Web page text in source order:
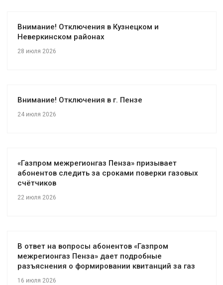
Внимание! Отключения в Кузнецком и
Неверкинском районах
28 июля 2026
Внимание! Отключения в г. Пензе
24 июля 2026
«Газпром межрегионгаз Пенза» призывает
абонентов следить за сроками поверки газовых
счётчиков
22 июля 2026
В ответ на вопросы абонентов «Газпром
межрегионгаз Пенза» дает подробные
разъяснения о формировании квитанций за газ
16 июля 2026